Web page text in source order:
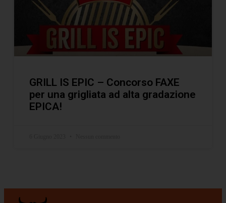
GRILL IS EPIC – Concorso FAXE
per una grigliata ad alta gradazione
EPICA!